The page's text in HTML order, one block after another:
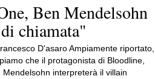
Ben Mendelsohn
chiamata"
D'asaro Ampiamente riportato,
che il protagonista di Bloodline,
Mendelsohn interpreterà il villain